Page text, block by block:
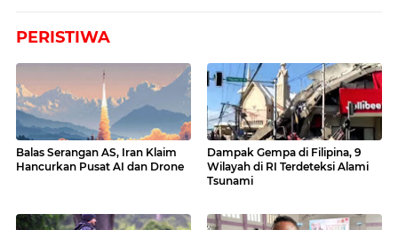
PERISTIWA
Balas Serangan AS, Iran Klaim
Hancurkan Pusat AI dan Drone
Dampak Gempa di Filipina, 9
Wilayah di RI Terdeteksi Alami
Tsunami